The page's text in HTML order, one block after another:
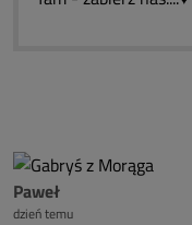
Paweł
dzień temu